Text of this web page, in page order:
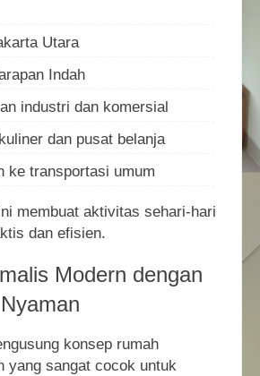
Utara
Indah
industri dan komersial
dan pusat belanja
ke transportasi umum
membuat aktivitas sehari-hari
dan efisien.
Modern dengan
konsep rumah
yang sangat cocok untuk